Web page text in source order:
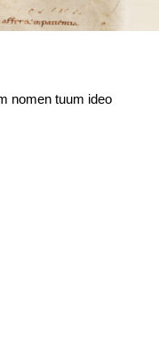
nomen tuum ideo